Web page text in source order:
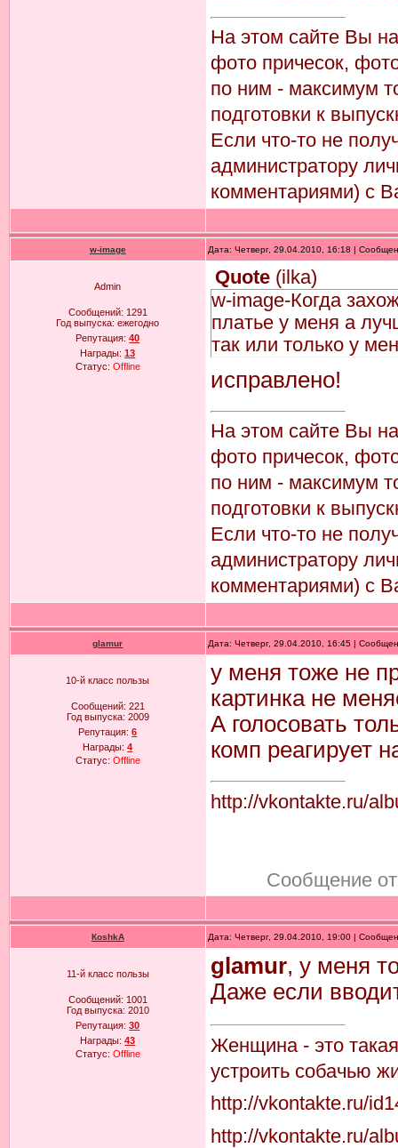
На этом сайте Вы
фото причесок,
по ним - максимум
подготовки к
Если что-то не
администратору
комментариями) с
w-image Дата: Четверг, 29.04.2010, 16:18 |
Admin
Сообщений: 1291
Год выпуска:ежегодно
Репутация:40
Награды:13
Статус: Offline
Quote(ilka)
w-image-Когда
платье у меня а
так или только у
исправлено!
На этом сайте Вы
фото причесок,
по ним - максимум
подготовки к
Если что-то не
администратору
комментариями) с
glamur Дата: Четверг, 29.04.2010, 16:45 |
10-й класс пользы
Сообщений: 221
Год выпуска: 2009
Репутация:6
Награды:4
Статус: Offline
у меня тоже не
картинка не
А голосовать
комп реагирует
http://vkontakte.ru/
Сообщение
КoshkA Дата: Четверг, 29.04.2010, 19:00 |
11-й класс пользы
Сообщений: 1001
Год выпуска: 2010
Репутация:30
Награды:43
Статус: Offline
glamur, у меня
Даже если
Женщина - это
устроить собачью
http://vkontakte.ru/
http://vkontakte.ru/